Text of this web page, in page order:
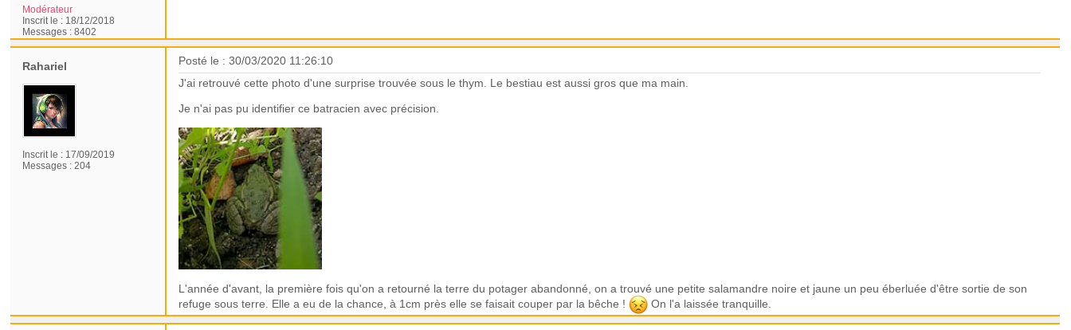
Modérateur
Inscrit le : 18/12/2018
Messages :8402
Rahariel
Inscrit le : 17/09/2019
Messages :204
Posté le : 30/03/2020 11:26:10
J'ai retrouvé cette photo d'une surprise trouvée sous le thym. Le bestiau est aussi gros que ma main.
Je n'ai pas pu identifier ce batracien avec précision.
L'année d'avant, la première fois qu'on a retourné la terre du potager abandonné, on a trouvé une petite salamandre noire et jaune un peu éberluée d'être sortie de son
refuge sous terre. Elle a eu de la chance, à 1cm près elle se faisait couper par la bêche !
On l'a laissée tranquille.